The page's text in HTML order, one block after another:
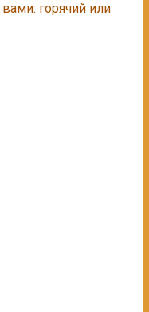
горячий или